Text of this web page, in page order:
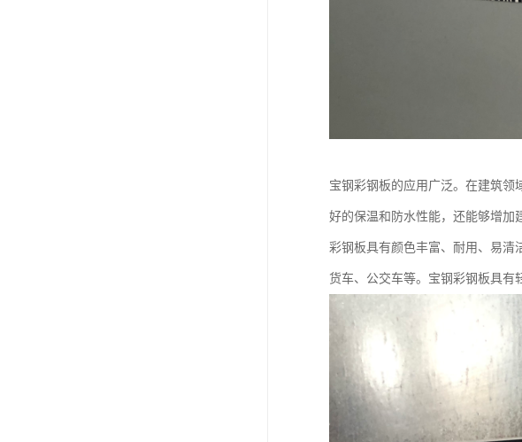
宝钢彩钢板的应用广泛。在建筑领
好的保温和防水性能，还能够增加
彩钢板具有颜色丰富、耐用、易清
货车、公交车等。宝钢彩钢板具有